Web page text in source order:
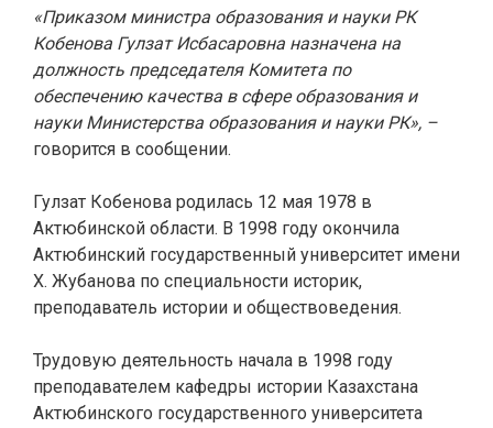
«Приказом министра образования и науки РК
Кобенова Гулзат Исбасаровна назначена на
должность председателя Комитета по
обеспечению качества в сфере образования и
науки Министерства образования и науки РК», –
говорится в сообщении.
Гулзат Кобенова родилась 12 мая 1978 в
Актюбинской области. В 1998 году окончила
Актюбинский государственный университет имени
Х. Жубанова по специальности историк,
преподаватель истории и обществоведения.
Трудовую деятельность начала в 1998 году
преподавателем кафедры истории Казахстана
Актюбинского государственного университета